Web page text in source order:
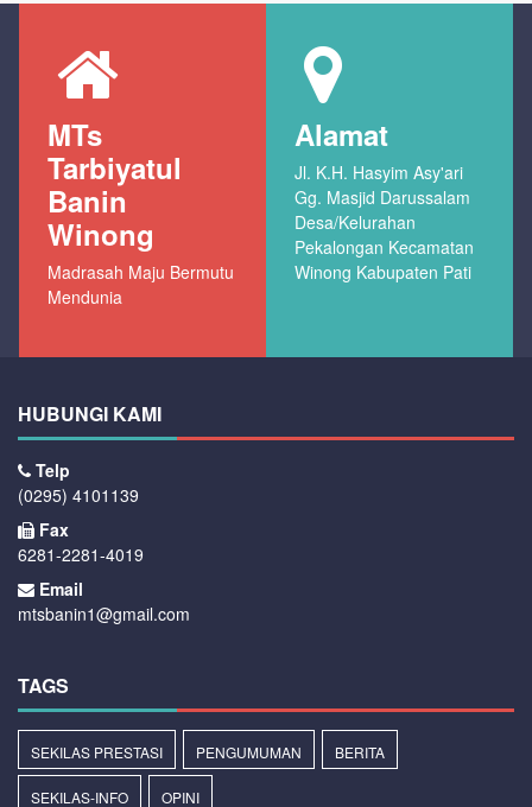
MTs
Tarbiyatul
Banin
Winong
Madrasah Maju Bermutu
Mendunia
Alamat
Jl. K.H. Hasyim Asy'ari
Gg. Masjid Darussalam
Desa/Kelurahan
Pekalongan Kecamatan
Winong Kabupaten Pati
HUBUNGI KAMI
Telp
(0295) 4101139
Fax
6281-2281-4019
Email
mtsbanin1@gmail.com
TAGS
SEKILAS PRESTASI PENGUMUMAN BERITA
SEKILAS-INFO OPINI